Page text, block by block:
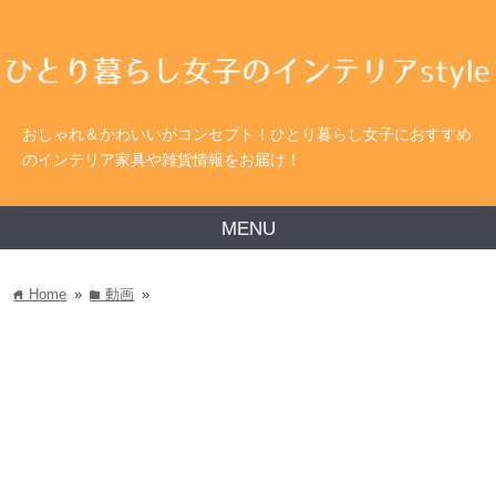
おしゃれ＆かわいいがコンセプト！ひとり暮らし女子におすすめ
のインテリア家具や雑貨情報をお届け！
MENU
home Home » folder動画 »